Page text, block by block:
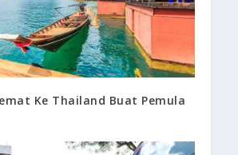
Ke Thailand Buat Pemula